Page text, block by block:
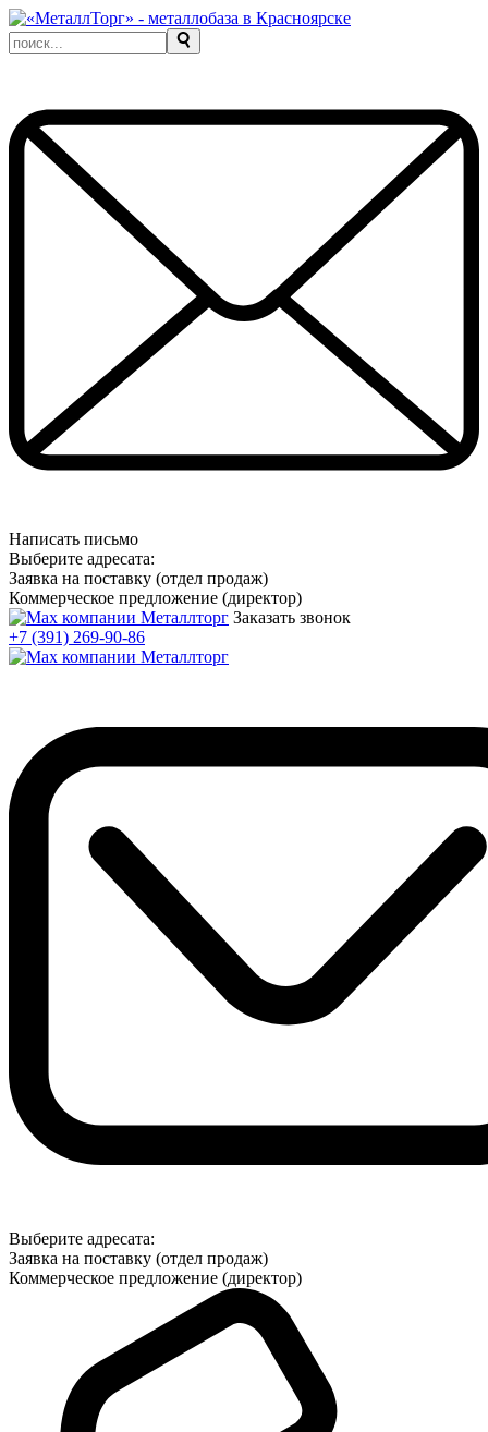
Написать письмо
Выберите адресата:
Заявка на поставку (отдел продаж)
Коммерческое предложение (директор)
Заказать звонок
+7 (391) 269-90-86
Выберите адресата:
Заявка на поставку (отдел продаж)
Коммерческое предложение (директор)